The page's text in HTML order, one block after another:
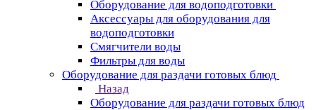
Оборудование для водоподготовки
Аксессуары для оборудования для
водоподготовки
Смягчители воды
Фильтры для воды
Оборудование для раздачи готовых блюд
Назад
Оборудование для раздачи готовых блюд